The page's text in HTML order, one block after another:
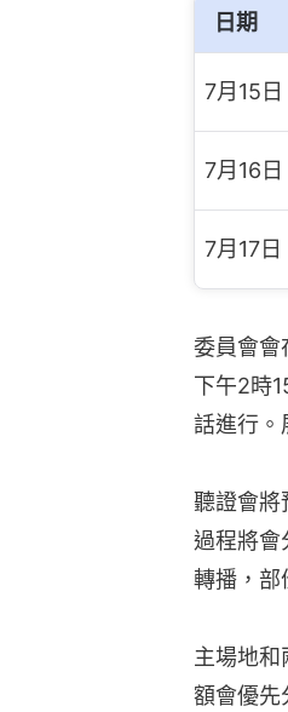
日期
7月15日
7月16日
7月17日
委員會會
下午2時
話進行。
聽證會將
過程將會
轉播，部
主場地和
額會優先